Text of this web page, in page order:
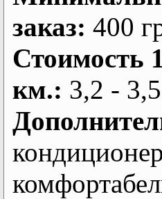
заказ: 400
Стоимость
км.: 3,2 -